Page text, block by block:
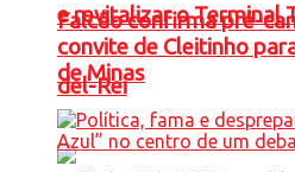
e revitalizar o Terminal
del-Rei
Falcão confirma pré-
convite de Cleitinho
de Minas